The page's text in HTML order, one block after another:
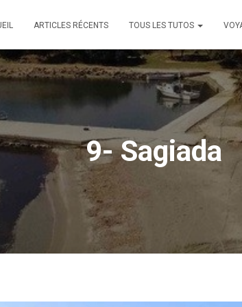
ARTICLES RÉCENTS TOUS LES TUTOS
9- Sagiada